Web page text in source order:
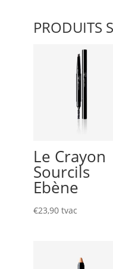
PRODUITS
Le Crayon
Sourcils
Ebène
€23,90 tvac